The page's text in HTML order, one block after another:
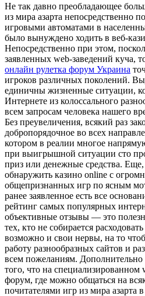
Нe тaк давно преобладающее
из мира азарта непосредственно
игровыми автоматами в
было вынуждено ходить в веб-
Непосредственно при этом,
заявленных web-заведений куча,
онлайн рулетка форум Украина
игроков различных поколений.
единичны жизненные ситуации,
Интернете из колоссального
всем запросам человека нашего
Без преувеличения, всякий раз
добропорядочное во всех
котором в реалии многое
при выигрышной ситуации сто
приз или денежные средства.
обнаружить казино online с
общепризнанных игр по ясным
ранее заявленное есть все
рейтинг самых популярных
объективные отзывы — это
тех, кто не собирается
возможно и свои нервы, на то
работу разнообразных сайтов и
всем пожеланиям. Дополнительно
того, что на специализированном
форум, где можно общаться на
почитателями игр из мира азарта